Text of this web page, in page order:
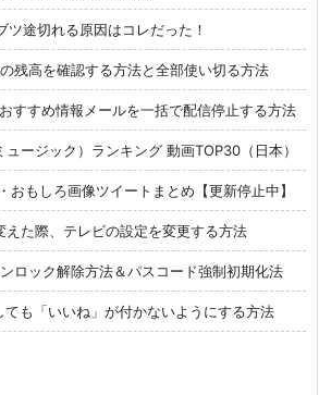
途切れる原因はコレだった！
残高を確認する方法と全部使い切る方法
すすめ情報メールを一括で配信停止する方法
ージック）ランキング 動画TOP30（日本）
もしろ画像ツイートまとめ【更新停止中】
た際、テレビの設定を変更する方法
ロック解除方法＆パスコード強制初期化法
も「いいね」が付かないようにする方法